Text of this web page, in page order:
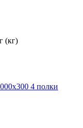
(кг)
4 полки